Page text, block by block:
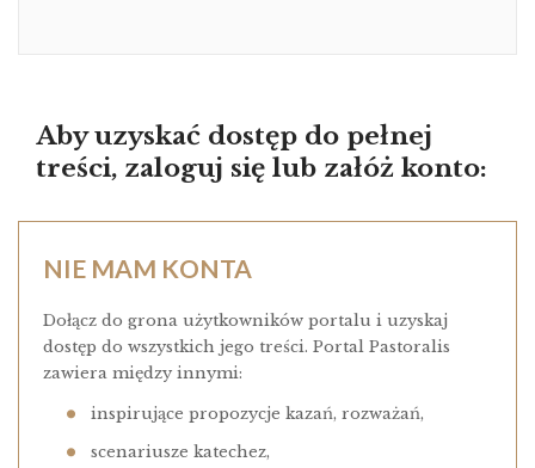
Aby uzyskać dostęp do pełnej
treści, zaloguj się lub załóż konto:
NIE MAM KONTA
Dołącz do grona użytkowników portalu i uzyskaj
dostęp do wszystkich jego treści. Portal Pastoralis
zawiera między innymi:
inspirujące propozycje kazań, rozważań,
scenariusze katechez,